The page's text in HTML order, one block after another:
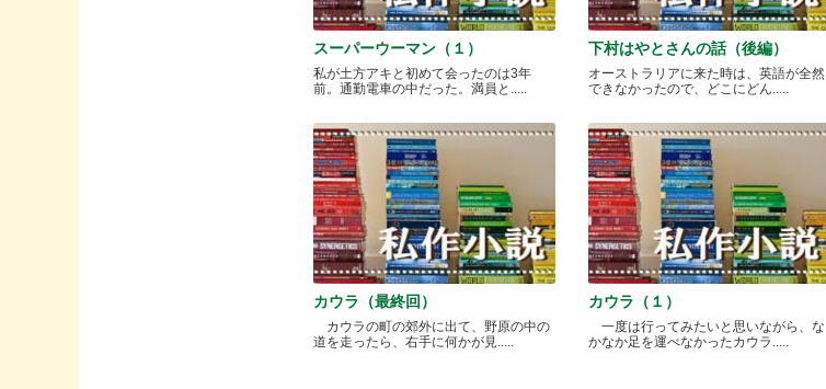
スーパーウーマン（１）
私が土方アキと初めて会ったのは3年
前。通勤電車の中だった。満員と.....
下村はやとさんの話（後編）
オーストラリアに来た時は、英語が全然
できなかったので、どこにどん.....
カウラ（最終回）
カウラの町の郊外に出て、野原の中の
道を走ったら、右手に何かが見.....
カウラ（１）
一度は行ってみたいと思いながら、な
かなか足を運べなかったカウラ.....